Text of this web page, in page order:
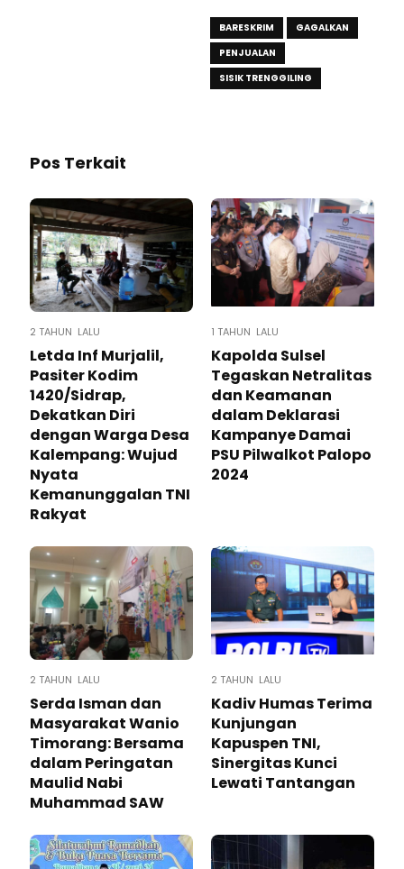
BARESKRIM
GAGALKAN
PENJUALAN
SISIK TRENGGILING
Pos Terkait
2 TAHUN LALU
Letda Inf Murjalil,
Pasiter Kodim
1420/Sidrap,
Dekatkan Diri
dengan Warga Desa
Kalempang: Wujud
Nyata
Kemanunggalan TNI
Rakyat
1 TAHUN LALU
Kapolda Sulsel
Tegaskan Netralitas
dan Keamanan
dalam Deklarasi
Kampanye Damai
PSU Pilwalkot Palopo
2024
2 TAHUN LALU
Serda Isman dan
Masyarakat Wanio
Timorang: Bersama
dalam Peringatan
Maulid Nabi
Muhammad SAW
2 TAHUN LALU
Kadiv Humas Terima
Kunjungan
Kapuspen TNI,
Sinergitas Kunci
Lewati Tantangan